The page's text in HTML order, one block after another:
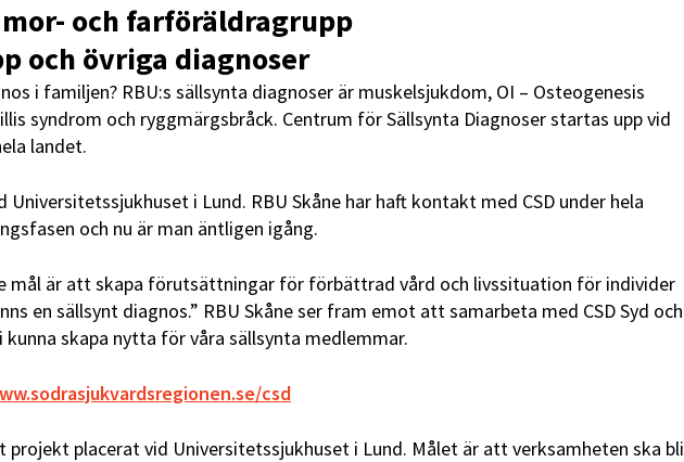
och farföräldragrupp
och övriga diagnoser
i familjen? RBU:s sällsynta diagnoser är muskelsjukdom, OI – Osteogenesis
syndrom och ryggmärgsbråck. Centrum för Sällsynta Diagnoser startas upp vid
landet.
Universitetssjukhuset i Lund. RBU Skåne har haft kontakt med CSD under hela
och nu är man äntligen igång.
mål är att skapa förutsättningar för förbättrad vård och livssituation för individer
en sällsynt diagnos.” RBU Skåne ser fram emot att samarbeta med CSD Syd och
kunna skapa nytta för våra sällsynta medlemmar.
csd
projekt placerat vid Universitetssjukhuset i Lund. Målet är att verksamheten ska bli